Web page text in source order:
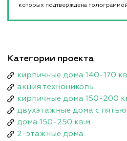
которых подтверждена
Категории проекта
кирпичные дома 140-170
акция технониколь
кирпичные дома 150-200
двухэтажные дома с
дома 150-250 кв.м
2-этажные дома